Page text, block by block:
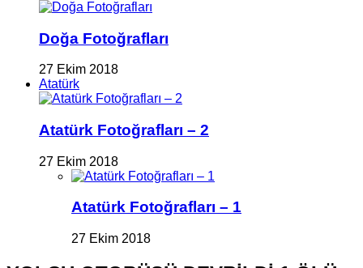
Doğa Fotoğrafları
27 Ekim 2018
Atatürk
Atatürk Fotoğrafları – 2
27 Ekim 2018
Atatürk Fotoğrafları – 1
27 Ekim 2018